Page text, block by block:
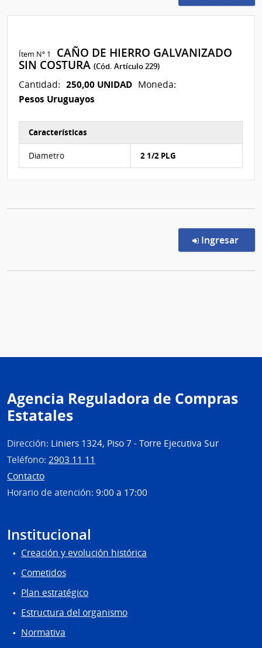
Ítem Nº 1
CAÑO DE HIERRO GALVANIZADO
SIN COSTURA(Cód. Artículo 229)
Cantidad: 250,00 UNIDAD Moneda:
Pesos Uruguayos
Características
Diametro 2 1/2 PLG
Ingresar
Agencia Reguladora de Compras
Estatales
Dirección: Liniers 1324, Piso 7 - Torre Ejecutiva Sur
Teléfono: 2903 11 11
Contacto
Horario de atención: 9:00 a 17:00
Institucional
Creación y evolución histórica
Cometidos
Plan estratégico
Estructura del organismo
Normativa